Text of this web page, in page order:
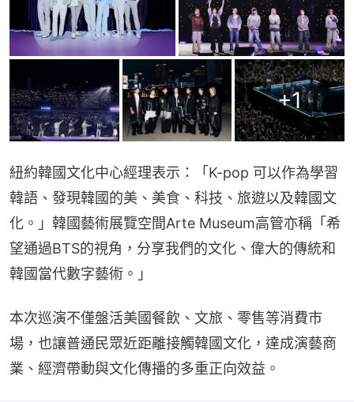
+1
紐約韓國文化中心經理表示：「K-pop 可以作為學習
韓語、發現韓國的美、美食、科技、旅遊以及韓國文
化。」韓國藝術展覽空間Arte Museum高管亦稱「希
望通過BTS的視角，分享我們的文化、偉大的傳統和
韓國當代數字藝術。」
本次巡演不僅盤活美國餐飲、文旅、零售等消費市
場，也讓普通民眾近距離接觸韓國文化，達成演藝商
業、經濟帶動與文化傳播的多重正向效益。